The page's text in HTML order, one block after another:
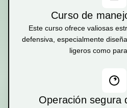
Curso de
Este curso ofrece valiosas
defensiva, especialmente
ligeros como
Operación segura